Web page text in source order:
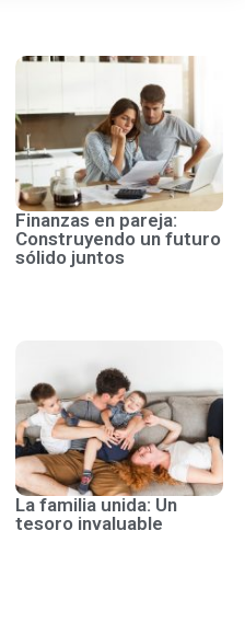
Finanzas en pareja:
Construyendo un futuro
sólido juntos
La familia unida: Un
tesoro invaluable